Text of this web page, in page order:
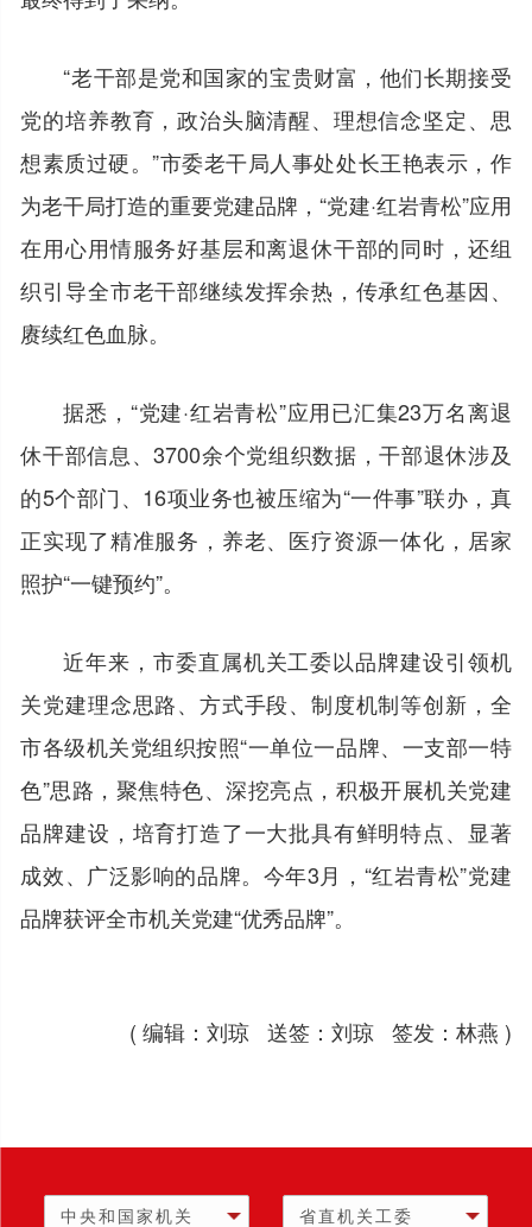
“老干部是党和国家的宝贵财富，他们长期接受
党的培养教育，政治头脑清醒、理想信念坚定、思
想素质过硬。”市委老干局人事处处长王艳表示，作
为老干局打造的重要党建品牌，“党建·红岩青松”应用
在用心用情服务好基层和离退休干部的同时，还组
织引导全市老干部继续发挥余热，传承红色基因、
赓续红色血脉。
据悉，“党建·红岩青松”应用已汇集23万名离退
休干部信息、3700余个党组织数据，干部退休涉及
的5个部门、16项业务也被压缩为“一件事”联办，真
正实现了精准服务，养老、医疗资源一体化，居家
照护“一键预约”。
近年来，市委直属机关工委以品牌建设引领机
关党建理念思路、方式手段、制度机制等创新，全
市各级机关党组织按照“一单位一品牌、一支部一特
色”思路，聚焦特色、深挖亮点，积极开展机关党建
品牌建设，培育打造了一大批具有鲜明特点、显著
成效、广泛影响的品牌。今年3月，“红岩青松”党建
品牌获评全市机关党建“优秀品牌”。
( 编辑：刘琼 送签：刘琼 签发：林燕 )
中央和国家机关 省直机关工委